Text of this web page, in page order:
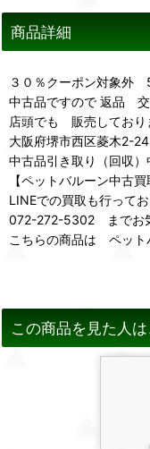
商品詳細
３０％クーポン対象
中古品ですので 返品 交
店頭でも 販売してお
大阪府堺市西区菱木2-
中古品引き取り（回収）
【ペットバルーン中古
LINEでの買取も行って
072-272-5302 までお気
こちらの商品は ペット
この商品を見た人